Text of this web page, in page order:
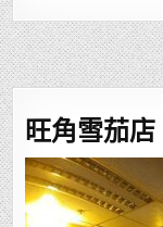
旺角雪茄店